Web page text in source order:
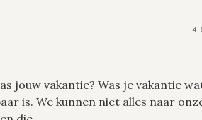
4
jouw vakantie? Was je vakantie
is. We kunnen niet alles naar